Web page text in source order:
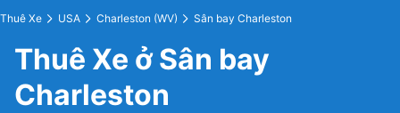
Thuê Xe USA Charleston (WV) Sân bay Charleston
Thuê Xe ở Sân bay
Charleston